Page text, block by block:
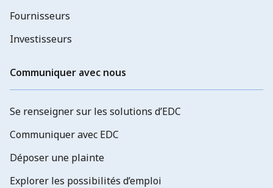
Fournisseurs
Investisseurs
Communiquer avec nous
Se renseigner sur les solutions d’EDC
Communiquer avec EDC
Déposer une plainte
Explorer les possibilités d’emploi